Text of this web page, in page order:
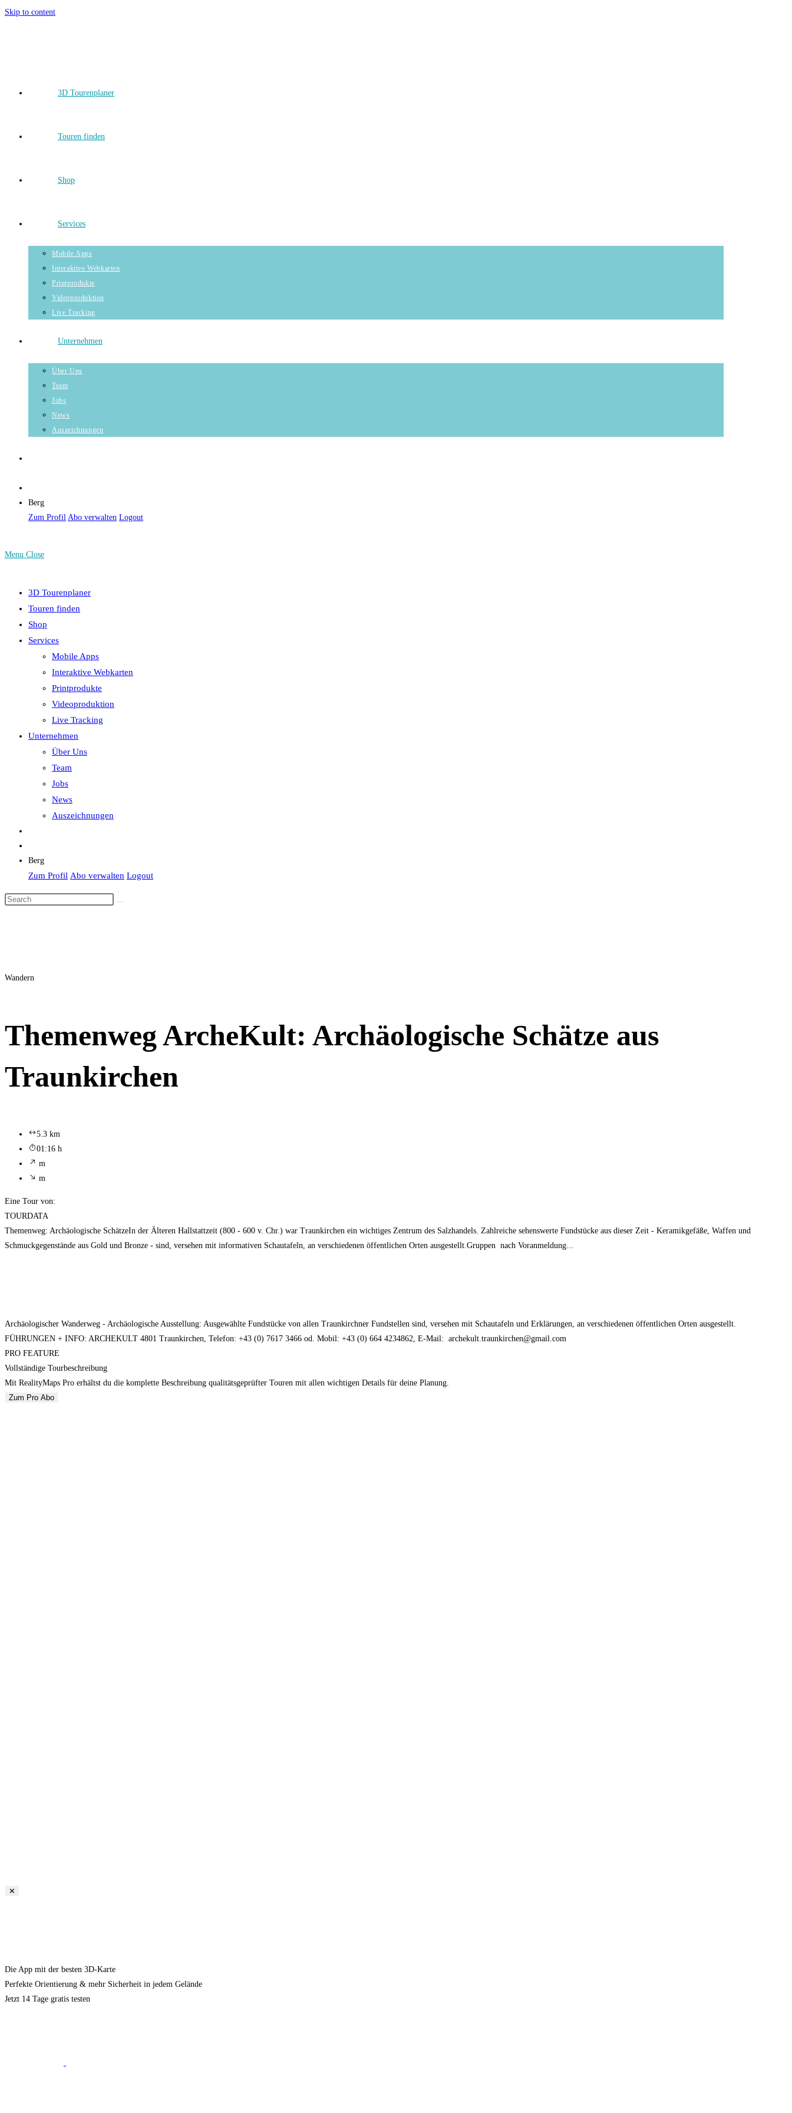
Skip to content
3D Tourenplaner
Touren finden
Shop
Services
Mobile Apps
Interaktive Webkarten
Printprodukte
Videoproduktion
Live Tracking
Unternehmen
Über Uns
Team
Jobs
News
Auszeichnungen
Berg
Zum Profil Abo verwalten Logout
Menu Close
3D Tourenplaner
Touren finden
Shop
Services
Mobile Apps
Interaktive Webkarten
Printprodukte
Videoproduktion
Live Tracking
Unternehmen
Über Uns
Team
Jobs
News
Auszeichnungen
Berg
Zum Profil Abo verwalten Logout
Wandern
Themenweg ArcheKult: Archäologische Schätze aus
Traunkirchen
5.3 km
01:16 h
m
m
Eine Tour von:
TOURDATA
Themenweg: Archäologische SchätzeIn der Älteren Hallstattzeit (800 - 600 v. Chr.) war Traunkirchen ein wichtiges Zentrum des Salzhandels. Zahlreiche sehenswerte Fundstücke aus dieser Zeit - Keramikgefäße, Waffen und
Schmuckgegenstände aus Gold und Bronze - sind, versehen mit informativen Schautafeln, an verschiedenen öffentlichen Orten ausgestellt.Gruppen nach Voranmeldung...
Archäologischer Wanderweg - Archäologische Ausstellung: Ausgewählte Fundstücke von allen Traunkirchner Fundstellen sind, versehen mit Schautafeln und Erklärungen, an verschiedenen öffentlichen Orten ausgestellt.
FÜHRUNGEN + INFO: ARCHEKULT 4801 Traunkirchen, Telefon: +43 (0) 7617 3466 od. Mobil: +43 (0) 664 4234862, E-Mail: archekult.traunkirchen@gmail.com
PRO FEATURE
Vollständige Tourbeschreibung
Mit RealityMaps Pro erhältst du die komplette Beschreibung qualitätsgeprüfter Touren mit allen wichtigen Details für deine Planung.
Zum Pro Abo
✕
Die App mit der besten 3D-Karte
Perfekte Orientierung & mehr Sicherheit in jedem Gelände
Jetzt 14 Tage gratis testen